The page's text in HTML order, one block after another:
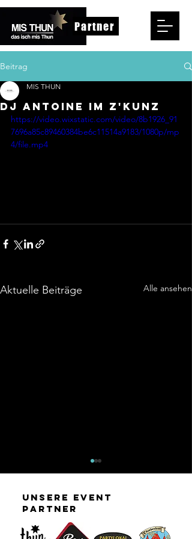
Partner
Beitrag
DJ ANTOINE IM Z'KUNZ
MIS THUN
https://video.wixstatic.com/video/8b1926_91
7696a85c89460384be6c11514a9183/1080p/mp
4/file.mp4
Aktuelle Beiträge Alle ansehen
unsere event
partner